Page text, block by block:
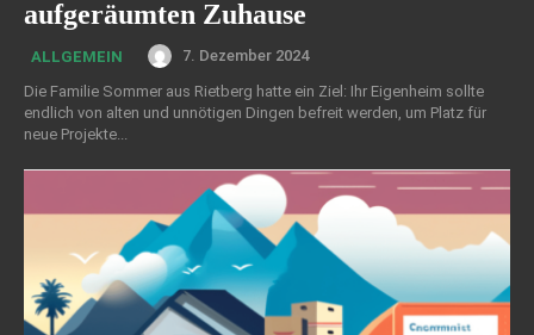
aufgeräumten Zuhause
ALLGEMEIN
7. Dezember 2024
Die Familie Sommer aus Rietberg hatte ein Ziel: Ihr Eigenheim sollte
endlich von alten und unnötigen Dingen befreit werden, um Platz für
neue Projekte...